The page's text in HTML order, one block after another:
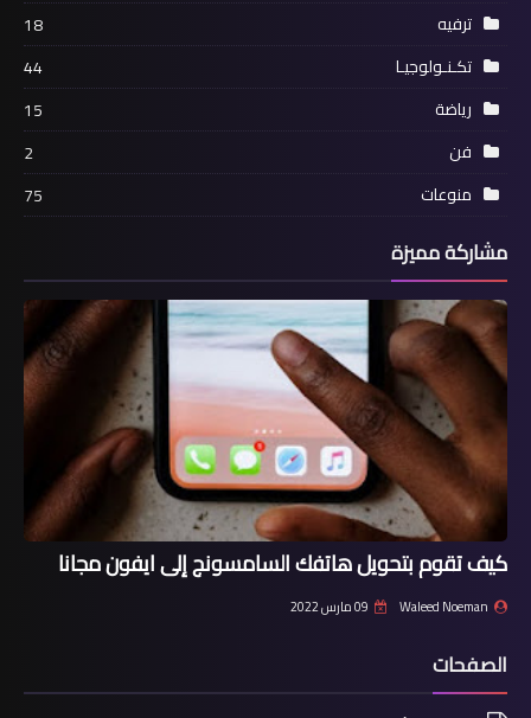
ترفيه
18
تكـنـولوجيـا
44
رياضة
15
فن
2
منوعات
75
مشاركة مميزة
كيف تقوم بتحويل هاتفك السامسونج إلى ايفون مجانا
Waleed Noeman 09 مارس 2022
الصفحات